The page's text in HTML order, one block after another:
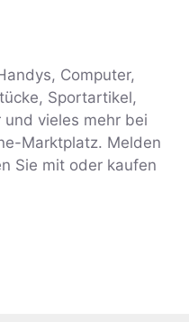
Computer,
Sportartikel,
vieles mehr bei
Marktplatz. Melden
Sie mit oder kaufen